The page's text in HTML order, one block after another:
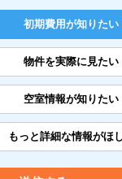
初期費用が知りたい
物件を実際に見たい
空室情報が知りたい
もっと詳細な情報がほ